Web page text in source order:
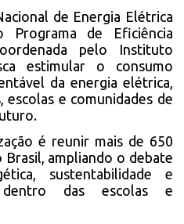
de Energia Elétrica
de Eficiência
pelo Instituto
estimular o consumo
da energia elétrica,
e comunidades de
é reunir mais de 650
ampliando o debate
sustentabilidade e
dentro das escolas e